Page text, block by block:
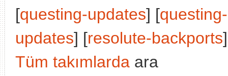
[questing-updates] [
updates] [resolute-backports
Tüm takımlarda ara